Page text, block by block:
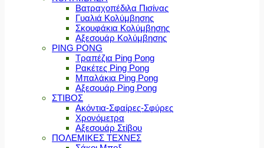
Βατραχοπέδιλα Πισίνας
Γυαλιά Κολύμβησης
Σκουφάκια Κολύμβησης
Αξεσουάρ Κολύμβησης
PING PONG
Τραπέζια Ping Pong
Ρακέτες Ping Pong
Μπαλάκια Ping Pong
Αξεσουάρ Ping Pong
ΣΤΙΒΟΣ
Ακόντια-Σφαίρες-Σφύρες
Χρονόμετρα
Αξεσουάρ Στίβου
ΠΟΛΕΜΙΚΕΣ ΤΕΧΝΕΣ